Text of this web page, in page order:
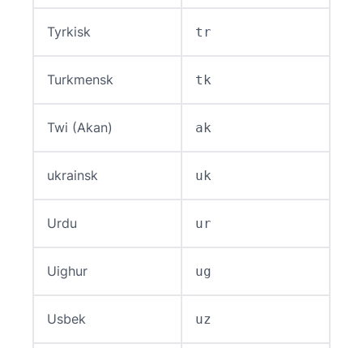
Tyrkisk tr
Turkmensk tk
Twi (Akan) ak
ukrainsk uk
Urdu ur
Uighur ug
Usbek uz